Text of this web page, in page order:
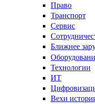
Право
Транспорт
Сервис
Ближнее
Технологии
ИТ
Вехи